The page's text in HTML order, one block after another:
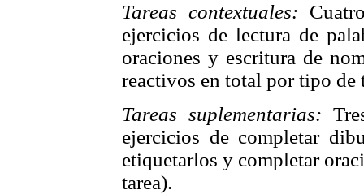
Tareas contextuales:
ejercicios de lectura de
oraciones y escritura de
reactivos en total por tipo de
Tareas suplementarias:
ejercicios de completar
etiquetarlos y completar
tarea).